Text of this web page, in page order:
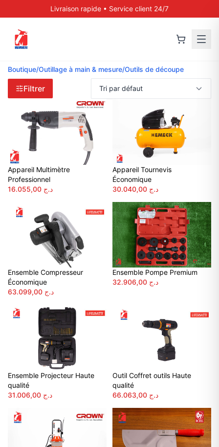
Livraison rapide • Service client 24/7
Boutique/Outillage à main & mesure/Outils de découpe
Filtrer
Appareil Multimètre
Professionnel
د.ج
Appareil Tournevis
Économique
د.ج
Ensemble Compresseur
Économique
د.ج
Ensemble Pompe Premium
د.ج
Ensemble Projecteur Haute
qualité
د.ج
Outil Coffret outils Haute
qualité
د.ج